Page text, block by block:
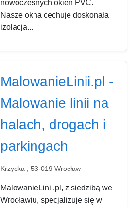
nowoczesnych okien PVC.
Nasze okna cechuje doskonała
izolacja...
MalowanieLinii.pl -
Malowanie linii na
halach, drogach i
parkingach
Krzycka , 53-019 Wrocław
MalowanieLinii.pl, z siedzibą we
Wrocławiu, specjalizuje się w